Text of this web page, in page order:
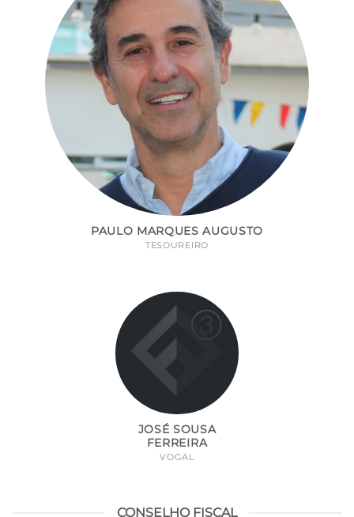
PAULO MARQUES AUGUSTO
TESOUREIRO
JOSÉ SOUSA
FERREIRA
VOGAL
CONSELHO FISCAL